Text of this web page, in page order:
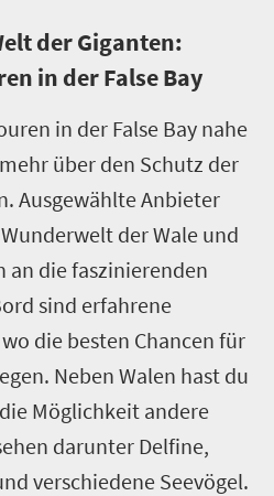
der Giganten:
in der False Bay
in der False Bay nahe
über den Schutz der
Ausgewählte Anbieter
der Wale und
an die faszinierenden
sind erfahrene
die besten Chancen für
Neben Walen hast du
Möglichkeit andere
darunter Delfine,
verschiedene Seevögel.